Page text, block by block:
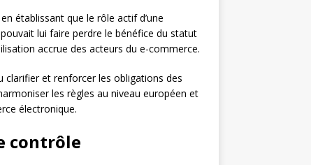
établissant que le rôle actif d’une
lui faire perdre le bénéfice du statut
accrue des acteurs du e-commerce.
clarifier et renforcer les obligations des
les règles au niveau européen et
électronique.
contrôle